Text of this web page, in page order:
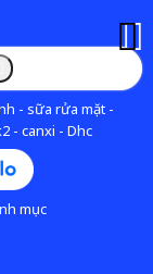
- sữa rửa mặt -
- canxi - Dhc
mục